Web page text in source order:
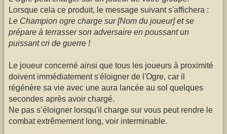
Lorsque cela ce produit, le message suivant s'affichera :
Le Champion ogre charge sur [Nom du joueur] et se
prépare à terrasser son adversaire en poussant un
puissant cri de guerre !
Le joueur concerné ainsi que tous les joueurs à proximité
doivent immédiatement s'éloigner de l'Ogre, car il
régénère sa vie avec une aura lancée au sol quelques
secondes après avoir chargé.
Ne pas s’éloigner lorsqu'il charge sur vous peut rendre le
combat extrêmement long, voir interminable.